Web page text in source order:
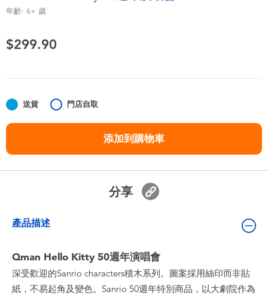
毛毛公仔玩具
夏日用品
任天堂 Switch
年齡: 6+ 歲
$299.90
送貨 門店自取
添加到購物車
分享
產品描述
Qman Hello Kitty 50週年演唱會
深受歡迎的Sanrio characters積木系列。圖案採用絲印而非貼
紙，不易起角及變色。Sanrio 50週年特別商品，以大劇院作為